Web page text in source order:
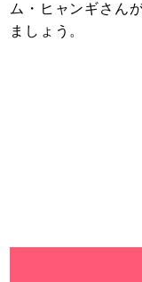
ム・ヒャンギさん
ましょう。